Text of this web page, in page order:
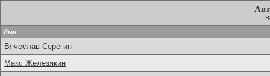
Имя
Вячеслав Серёгин
Макс Железякин